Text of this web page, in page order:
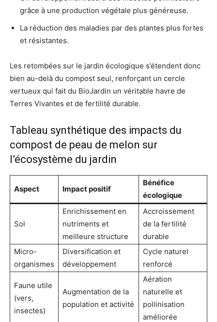
grâce à une production végétale plus généreuse.
La réduction des maladies par des plantes plus fortes
et résistantes.
Les retombées sur le jardin écologique s’étendent donc
bien au-delà du compost seul, renforçant un cercle
vertueux qui fait du BioJardin un véritable havre de
Terres Vivantes et de fertilité durable.
Tableau synthétique des impacts du
compost de peau de melon sur
l’écosystème du jardin
Aspect Impact positif
Bénéfice
écologique
Sol
Enrichissement en
nutriments et
meilleure structure
Accroissement
de la fertilité
durable
Micro-
organismes
Diversification et
développement
Cycle naturel
renforcé
Faune utile
(vers,
insectes)
Augmentation de la
population et activité
Aération
naturelle et
pollinisation
améliorée